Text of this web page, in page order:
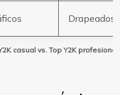
casual vs. Top Y2K profesional
Drapeados